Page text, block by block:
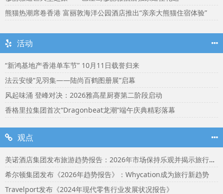
熊猫热潮席卷香港 富丽敦海洋公园酒店推出“亲亲大熊猫住宿体验”
活动
“新鸿基地产香港单车节” 10月11日载誉归来
法云安缦“见羽集——陆尚百鹤图册展”启幕
风起味涌 登峰对决：2026雅高星厨赛第二阶段启动
香格里拉集团首次“Dragonbeat龙潮”端午庆典精彩落幕
观点
美诺酒店集团发布旅游趋势报告：2026年市场保持乐观并揭示旅行者渴望联结
希尔顿集团发布《2026年趋势报告》：Whycation成为旅行新趋势
Travelport发布《2024年现代零售行业发展状况报告》